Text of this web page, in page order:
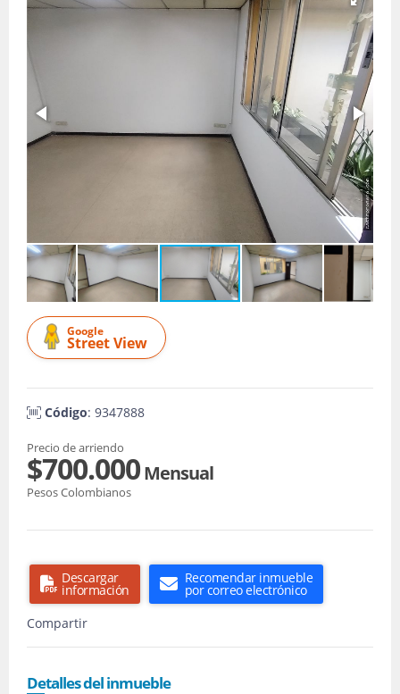
Google
Street View
Código: 9347888
Precio de arriendo
$700.000Mensual
Pesos Colombianos
Descargar
información
Recomendar inmueble
por correo electrónico
Compartir
Detalles del inmueble